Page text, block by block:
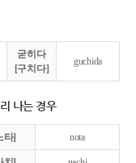
굳히다
[구치다]
guchida
나는 경우
타] nota